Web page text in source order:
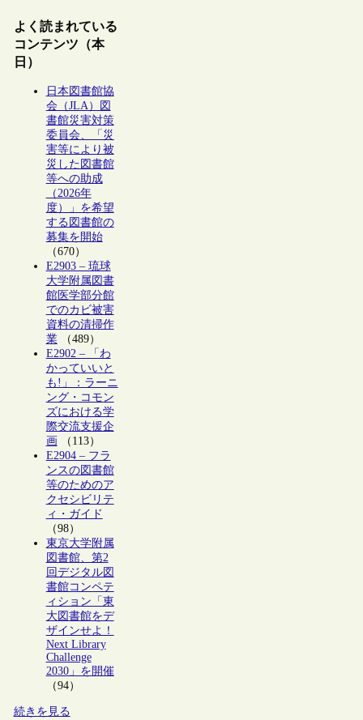
よく読まれている
コンテンツ（本
日）
日本図書館協
会（JLA）図
書館災害対策
委員会、「災
害等により被
災した図書館
等への助成
（2026年
度）」を希望
する図書館の
募集を開始
（670）
E2903 – 琉球
大学附属図書
館医学部分館
でのカビ被害
資料の清掃作
業（489）
E2902 – 「わ
かっていいと
も!」：ラーニ
ング・コモン
ズにおける学
際交流支援企
画 （113）
E2904 – フラ
ンスの図書館
等のためのア
クセシビリテ
ィ・ガイド
（98）
東京大学附属
図書館、第2
回デジタル図
書館コンペテ
ィション「東
大図書館をデ
ザインせよ！
Next Library
Challenge
2030」を開催
（94）
続きを見る